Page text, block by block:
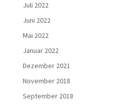
Juli 2022
Juni 2022
Mai 2022
Januar 2022
Dezember 2021
November 2018
September 2018